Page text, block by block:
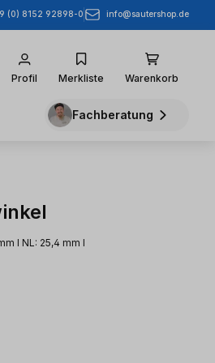
(0) 8152 92898-0 info@sautershop.de
Profil Merkliste Warenkorb
Fachberatung
l NL: 25,4 mm l